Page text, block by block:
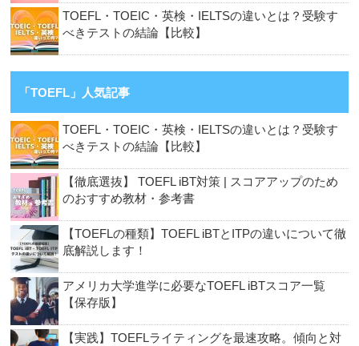
TOEFL・TOEIC・英検・IELTSの違いとは？受験す
べきテストの結論【比較】
「TOEFL」人気記事
TOEFL・TOEIC・英検・IELTSの違いとは？受験す
べきテストの結論【比較】
【徹底選抜】 TOEFL iBT対策 | スコアアップのため
のおすすめ教材・参考書
【TOEFLの種類】TOEFL iBTとITPの違いについて徹
底解説します！
アメリカ大学進学に必要なTOEFL iBTスコア一覧
【保存版】
【実践】TOEFLライティングを最速攻略。傾向と対